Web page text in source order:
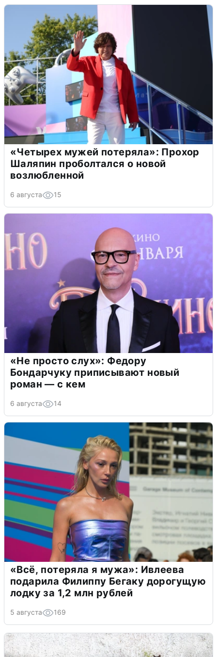
«Четырех мужей потеряла»: Прохор
Шаляпин проболтался о новой
возлюбленной
6 августа 15
«Не просто слух»: Федору
Бондарчуку приписывают новый
роман — с кем
6 августа 14
«Всё, потеряла я мужа»: Ивлеева
подарила Филиппу Бегаку дорогущую
лодку за 1,2 млн рублей
5 августа 169